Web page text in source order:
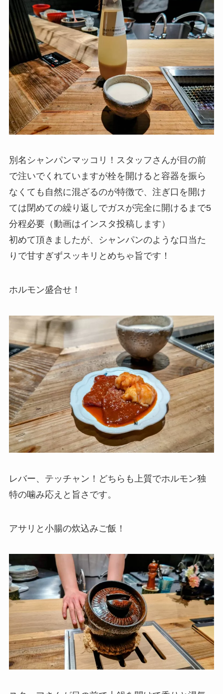
別名シャンパンマッコリ！スタッフさんが目の前
で注いでくれていますが栓を開けると容器を振ら
なくても自然に混ざるのが特徴で、注ぎ口を開け
ては閉めての繰り返しでガスが完全に開けるまで5
分程必要（動画はインスタ投稿します）
初めて頂きましたが、シャンパンのような口当た
りで甘すぎずスッキリとめちゃ旨です！
ホルモン盛合せ！
レバー、テッチャン！どちらも上質でホルモン独
特の噛み応えと旨さです。
アサリと小腸の炊込みご飯！